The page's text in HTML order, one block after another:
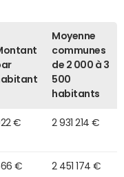
Moyenne
communes
de 2 000 à 3
500
habitants
€ 2 931 214 €
€ 2 451 174 €